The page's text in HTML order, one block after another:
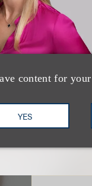
content for
YES